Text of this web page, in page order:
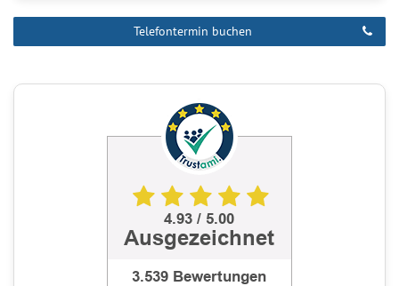
Telefontermin buchen